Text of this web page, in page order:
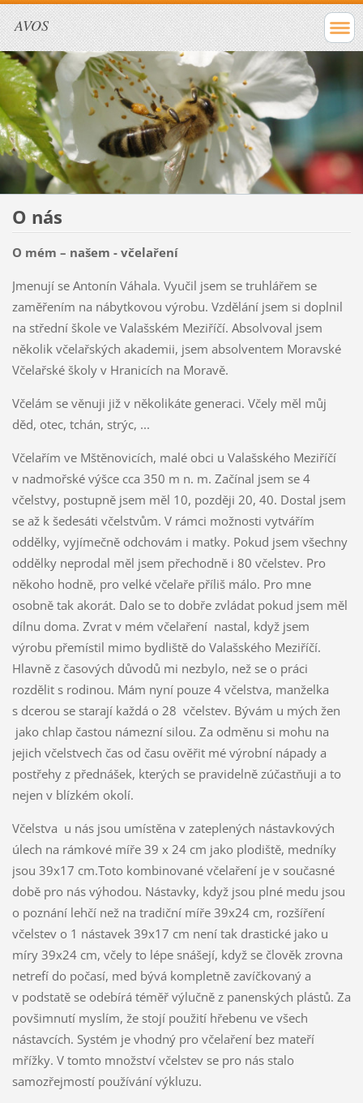
AVOS
O nás
O mém – našem - včelaření
Jmenují se Antonín Váhala. Vyučil jsem se truhlářem se
zaměřením na nábytkovou výrobu. Vzdělání jsem si doplnil
na střední škole ve Valašském Meziříčí. Absolvoval jsem
několik včelařských akademii, jsem absolventem Moravské
Včelařské školy v Hranicích na Moravě.
Včelám se věnuji již v několikáte generaci. Včely měl můj
děd, otec, tchán, strýc, ...
Včelařím ve Mštěnovicích, malé obci u Valašského Meziříčí
v nadmořské výšce cca 350 m n. m. Začínal jsem se 4
včelstvy, postupně jsem měl 10, později 20, 40. Dostal jsem
se až k šedesáti včelstvům. V rámci možnosti vytvářím
oddělky, vyjímečně odchovám i matky. Pokud jsem všechny
oddělky neprodal měl jsem přechodně i 80 včelstev. Pro
někoho hodně, pro velké včelaře příliš málo. Pro mne
osobně tak akorát. Dalo se to dobře zvládat pokud jsem měl
dílnu doma. Zvrat v mém včelaření nastal, když jsem
výrobu přemístil mimo bydliště do Valašského Meziříčí.
Hlavně z časových důvodů mi nezbylo, než se o práci
rozdělit s rodinou. Mám nyní pouze 4 včelstva, manželka
s dcerou se starají každá o 28 včelstev. Bývám u mých žen
jako chlap častou námezní silou. Za odměnu si mohu na
jejich včelstvech čas od času ověřit mé výrobní nápady a
postřehy z přednášek, kterých se pravidelně zúčastňuji a to
nejen v blízkém okolí.
Včelstva u nás jsou umístěna v zateplených nástavkových
úlech na rámkové míře 39 x 24 cm jako plodiště, medníky
jsou 39x17 cm.Toto kombinované včelaření je v současné
době pro nás výhodou. Nástavky, když jsou plné medu jsou
o poznání lehčí než na tradiční míře 39x24 cm, rozšíření
včelstev o 1 nástavek 39x17 cm není tak drastické jako u
míry 39x24 cm, včely to lépe snášejí, když se člověk zrovna
netrefí do počasí, med bývá kompletně zavíčkovaný a
v podstatě se odebírá téměř výlučně z panenských plástů. Za
povšimnutí myslím, že stojí použití hřebenu ve všech
nástavcích. Systém je vhodný pro včelaření bez mateří
mřížky. V tomto množství včelstev se pro nás stalo
samozřejmostí používání výkluzu.